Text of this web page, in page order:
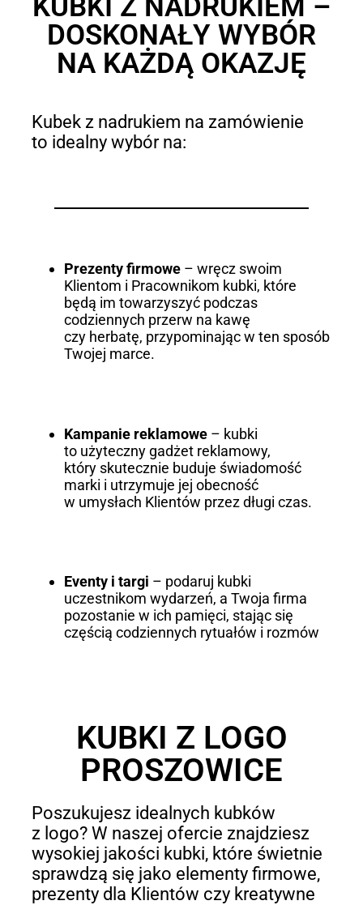
KUBKI Z NADRUKIEM –
DOSKONAŁY WYBÓR
NA KAŻDĄ OKAZJĘ
Kubek z nadrukiem na zamówienie
to idealny wybór na:
Prezenty firmowe– wręcz swoim
Klientom i Pracownikom kubki, które
będą im towarzyszyć podczas
codziennych przerw na kawę
czy herbatę, przypominając w ten sposób
Twojej marce.
Kampanie reklamowe– kubki
to użyteczny gadżet reklamowy,
który skutecznie buduje świadomość
marki i utrzymuje jej obecność
w umysłach Klientów przez długi czas.
Eventy i targi – podaruj kubki
uczestnikom wydarzeń, a Twoja firma
pozostanie w ich pamięci, stając się
częścią codziennych rytuałów i rozmów
KUBKI Z LOGO
PROSZOWICE
Poszukujesz idealnych kubków
z logo? W naszej ofercie znajdziesz
wysokiej jakości kubki, które świetnie
sprawdzą się jako elementy firmowe,
prezenty dla Klientów czy kreatywne